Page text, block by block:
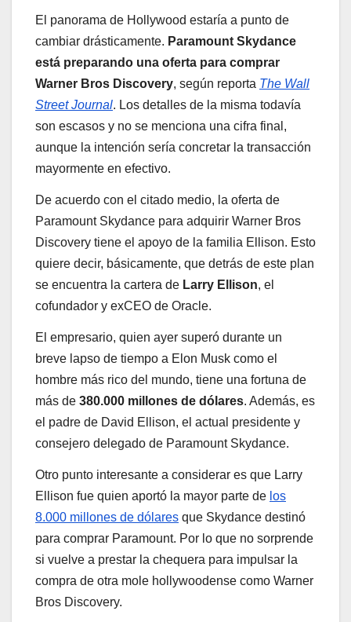
El panorama de Hollywood estaría a punto de
cambiar drásticamente. Paramount Skydance
está preparando una oferta para comprar
Warner Bros Discovery, según reporta The Wall
Street Journal. Los detalles de la misma todavía
son escasos y no se menciona una cifra final,
aunque la intención sería concretar la transacción
mayormente en efectivo.
De acuerdo con el citado medio, la oferta de
Paramount Skydance para adquirir Warner Bros
Discovery tiene el apoyo de la familia Ellison. Esto
quiere decir, básicamente, que detrás de este plan
se encuentra la cartera de Larry Ellison, el
cofundador y exCEO de Oracle.
El empresario, quien ayer superó durante un
breve lapso de tiempo a Elon Musk como el
hombre más rico del mundo, tiene una fortuna de
más de 380.000 millones de dólares. Además, es
el padre de David Ellison, el actual presidente y
consejero delegado de Paramount Skydance.
Otro punto interesante a considerar es que Larry
Ellison fue quien aportó la mayor parte de los
8.000 millones de dólares que Skydance destinó
para comprar Paramount. Por lo que no sorprende
si vuelve a prestar la chequera para impulsar la
compra de otra mole hollywoodense como Warner
Bros Discovery.